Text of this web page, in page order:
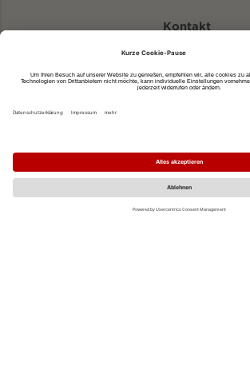
Kontakt
eventportal@fwtm.de
Impressum